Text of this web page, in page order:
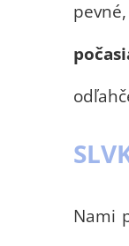
Nami